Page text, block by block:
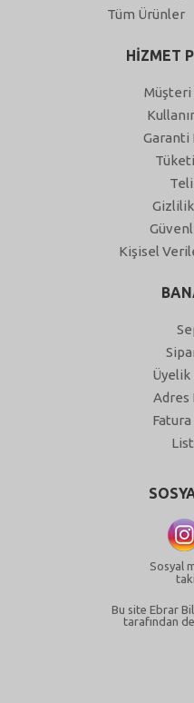
Tüm Ürünler
HİZMET
Garanti
Kişisel
Adres
Sosyal
Bu site Ebrar
tarafından